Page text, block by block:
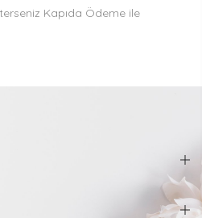
Kapıda Ödeme ile